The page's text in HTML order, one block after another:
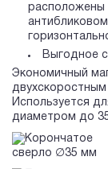
расположены
Выгодное
Экономичный
Используется
диаметром до
Корончатое
сверло ∅35 мм